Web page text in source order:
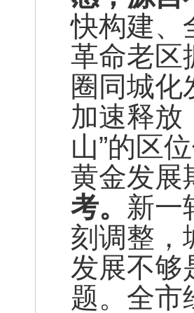
快构建、
革命老区
圈同城化
加速释放
山”的区
黄金发展
考。 新一
刻调整，
发展不够
题。全市